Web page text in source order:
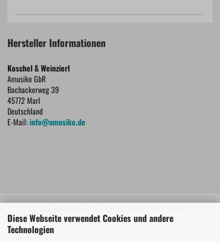
Diese Webseite verwendet Cookies und andere
Technologien
Hersteller Informationen
Koschel & Weinzierl
Amusiko GbR
Bachackerweg 39
45772 Marl
Deutschland
E-Mail:info@amusiko.de
ZU DIESEM PRODUKT EMPFEHLEN WIR IHNEN: